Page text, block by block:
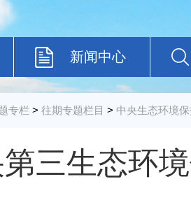
新闻中心
专栏 > 往期专题栏目 > 中央生态环境
三生态环